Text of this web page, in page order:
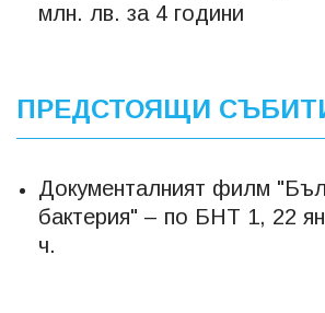
млн. лв. за 4 години
ПРЕДСТОЯЩИ
Документалният филм
бактерия" – по БНТ 1, 22
ч.